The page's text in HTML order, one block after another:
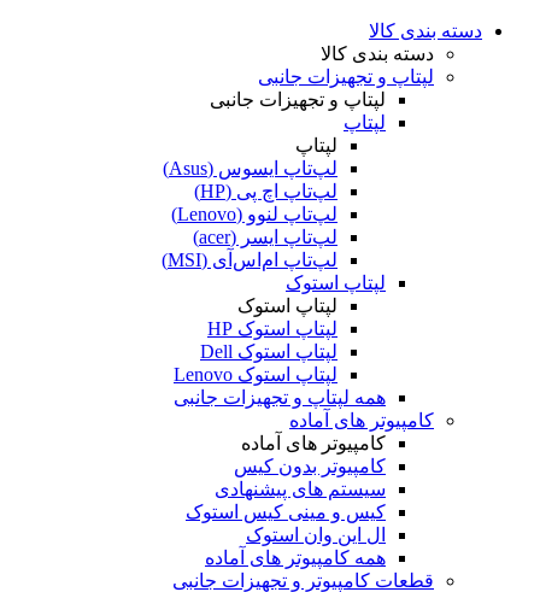
دسته بندی کالا
دسته بندی کالا
لپتاپ و تجهیزات جانبی
لپتاپ و تجهیزات جانبی
لپتاپ
لپتاپ
لپ‌تاپ ایسوس (Asus)
لپ‌تاپ اچ پی (HP)
لپ‌تاپ لنوو (Lenovo)
لپ‌تاپ ایسر (acer)
لپ‌تاپ ام‌اس‌آی (MSI)
لپتاپ استوک
لپتاپ استوک
لپتاپ استوک HP
لپتاپ استوک Dell
لپتاپ استوک Lenovo
همه لپتاپ و تجهیزات جانبی
کامپیوتر های آماده
کامپیوتر های آماده
کامپیوتر بدون کیس
سیستم های پیشنهادی
کیس و مینی کیس استوک
ال این وان استوک
همه کامپیوتر های آماده
قطعات کامپیوتر و تجهیزات جانبی